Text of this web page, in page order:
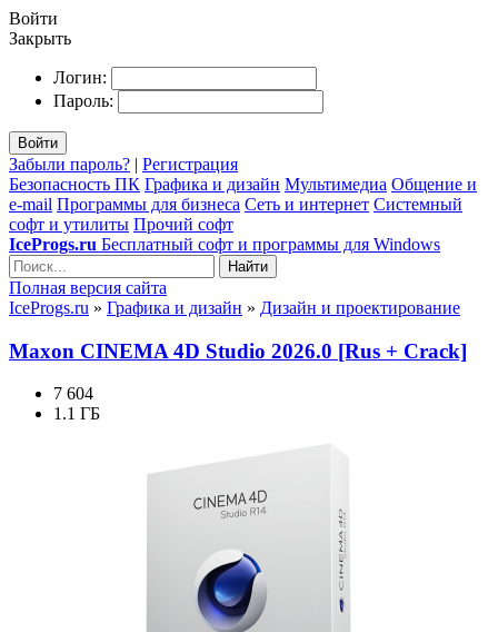
Войти
Закрыть
Логин:
Пароль:
Войти
Забыли пароль? | Регистрация
Безопасность ПК Графика и дизайн Мультимедиа Общение и
e-mail Программы для бизнеса Сеть и интернет Системный
софт и утилиты Прочий софт
IceProgs.ru Бесплатный софт и программы для Windows
Найти
Полная версия сайта
IceProgs.ru » Графика и дизайн » Дизайн и проектирование
Maxon CINEMA 4D Studio 2026.0 [Rus + Crack]
7 604
1.1 ГБ